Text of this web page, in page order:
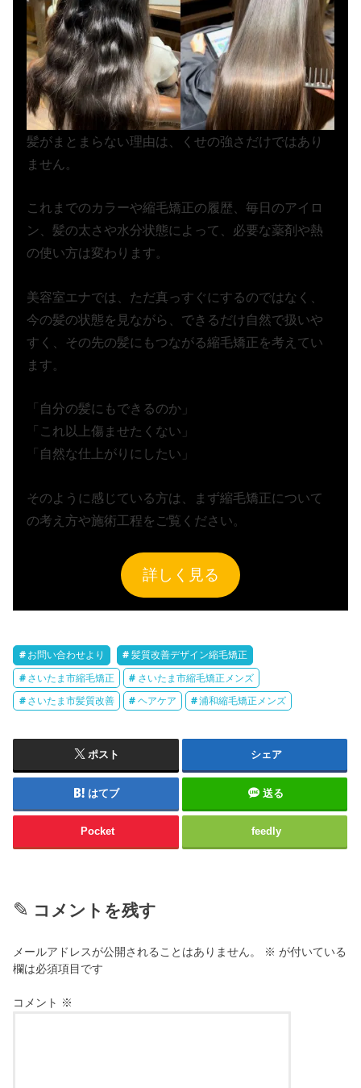
髪がまとまらない理由は、くせの強さだけではあり
ません。
これまでのカラーや縮毛矯正の履歴、毎日のアイロ
ン、髪の太さや水分状態によって、必要な薬剤や熱
の使い方は変わります。
美容室エナでは、ただ真っすぐにするのではなく、
今の髪の状態を見ながら、できるだけ自然で扱いや
すく、その先の髪にもつながる縮毛矯正を考えてい
ます。
「自分の髪にもできるのか」
「これ以上傷ませたくない」
「自然な仕上がりにしたい」
そのように感じている方は、まず縮毛矯正について
の考え方や施術工程をご覧ください。
詳しく見る
お問い合わせより 髪質改善デザイン縮毛矯正
さいたま市縮毛矯正 さいたま市縮毛矯正メンズ
さいたま市髪質改善 ヘアケア 浦和縮毛矯正メンズ
ポスト シェア
はてブ 送る
Pocket feedly
コメントを残す
メールアドレスが公開されることはありません。 ※ が付いている
欄は必須項目です
コメント ※